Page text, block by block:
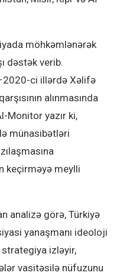
möhkəmlənərək
dəstək verib.
ci illərdə Xəlifə
alınmasında
Monitor yazır ki,
münasibətləri
keçirməyə meylli
analizə görə, Türkiyə
yanaşmanı ideoloji
izləyir,
vasitəsilə nüfuzunu